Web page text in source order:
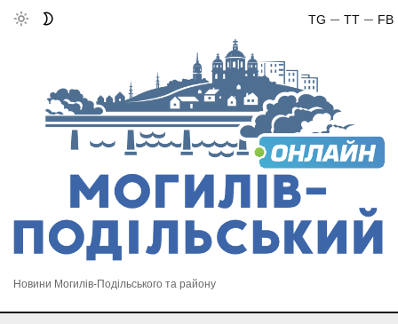
FB
TT
TG
Новини Могилів-Подільського та району